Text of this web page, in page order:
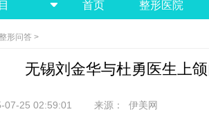
 首页 整形医院
形问答 >
无锡刘金华与杜勇医生上
07-25 02:59:01 来源： 伊美网